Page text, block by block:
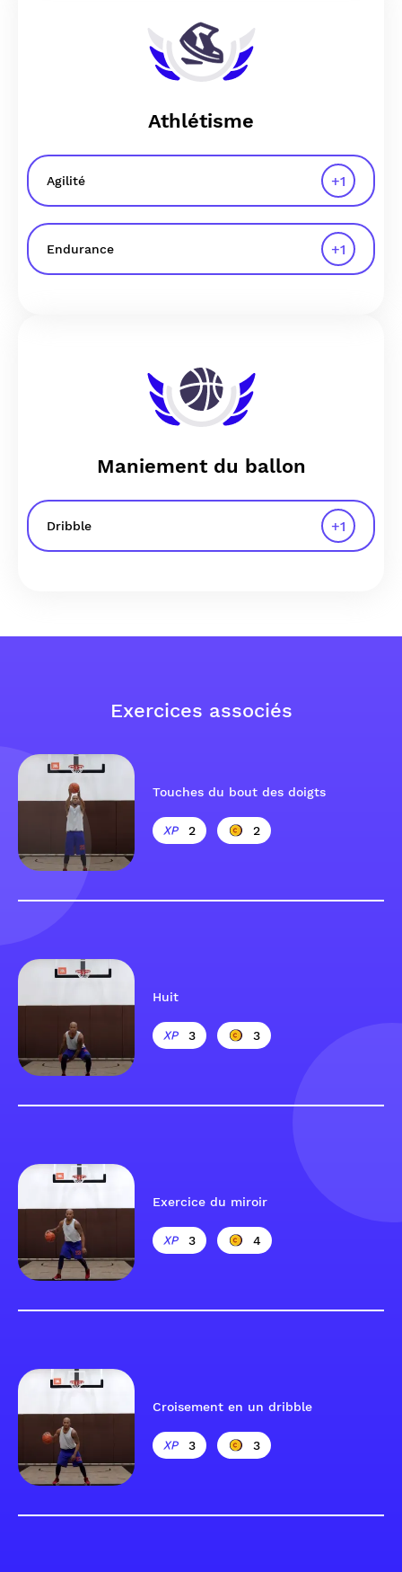
Athlétisme
Agilité +1
Endurance +1
Maniement du ballon
Dribble +1
Exercices associés
Touches du bout des doigts
2 2
Huit
3 3
Exercice du miroir
3 4
Croisement en un dribble
3 3